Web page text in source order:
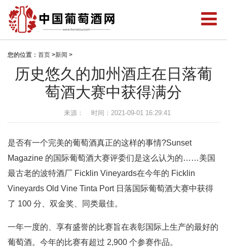
您的位置： 首页 >新闻 >
历史悠久的加州酒庄在日落葡
萄酒大赛中获得满分
来源： 时间：2021-09-01 16:29:41
是否有一个完美的葡萄酒真正的这样的事情?Sunset
Magazine 的国际葡萄酒大赛评委们是这么认为的……美国
最古老的波特酒厂 Ficklin Vineyards在今年的 Ficklin
Vineyards Old Vine Tinta Port 日落国际葡萄酒大赛中获得
了 100 分、双金奖、同类最佳。
一年一度的、享有盛誉的比赛旨在表彰国际上生产的最好的
葡萄酒。今年的比赛有超过 2,900 个参赛作品。